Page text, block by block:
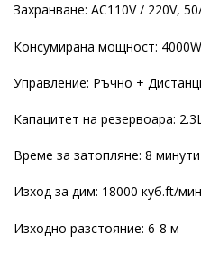
Захранване: AC110V / 220V,
Консумирана мощност: 4000W
Управление: Ръчно +
Капацитет на резервоара:
Време за затопляне: 8 минути
Изход за дим: 18000 куб.ft/мин
Изходно разстояние: 6-8 м